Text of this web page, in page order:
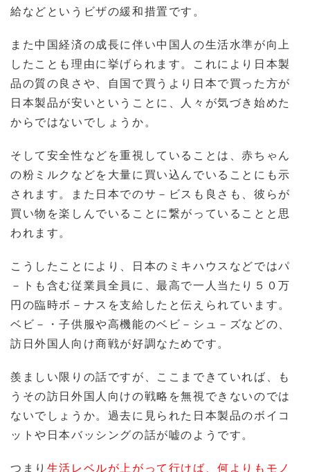
給などというビザの緩和措置です。
また中国経済の成長に伴い中国人の生活水準が向上
したことも理由に挙げられます。これにより日本製
品の質の良さや、自国で買うより日本で買った方が
日本製品が安いということに、人々が気づき始めた
からではないでしょうか。
そして安全性などを重視していることは、赤ちゃん
の粉ミルクなどを大量に買い込んでいることにも示
されます。また日本でのサ－ビスも良さも、彼らが
買い物を楽しんでいることに繋がっていることと思
われます。
こうしたことにより、日本のミキハウスなどではパ
－トも含む従業員全員に、最高で一人当たり５０万
円の臨時ボ－ナスを支給したと伝えられています。
ベビ－・子供服や高機能のベビ－シュ－ズなどの、
訪日外国人向け商戦が好調なためです。
羨ましい限りの話ですが、ここまできていれば、も
うその訪日外国人向けの戦略を無視できないのでは
ないでしょうか。過去に見られた日本製品のボイコ
ットや日本バッシングの話が嘘のようです。
つまり 生活レベルが上がって行けば、何よりもモノ